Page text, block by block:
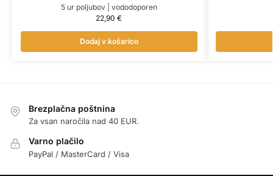
5 ur poljubov | vododoporen
22,90€
Dodaj v košarico
Brezplačna poštnina
Za vsan naročila nad 40 EUR.
Varno plačilo
PayPal / MasterCard / Visa